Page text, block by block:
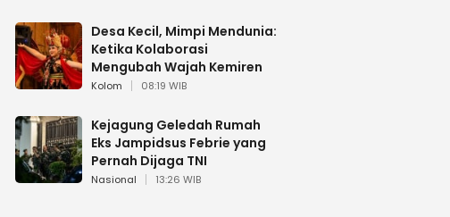
Desa Kecil, Mimpi Mendunia:
Ketika Kolaborasi
Mengubah Wajah Kemiren
Kolom 08:19 WIB
Kejagung Geledah Rumah
Eks Jampidsus Febrie yang
Pernah Dijaga TNI
Nasional 13:26 WIB